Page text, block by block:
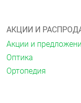
АКЦИИ И
Акции и
Оптика
Ортопедия